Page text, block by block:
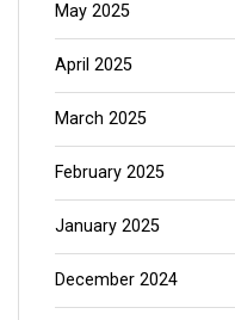
May 2025
April 2025
March 2025
February 2025
January 2025
December 2024